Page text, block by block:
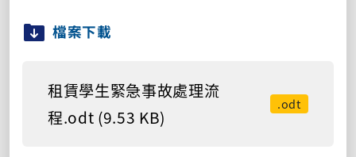
檔案下載
租賃學生緊急事故處理流
程.odt (9.53 KB)
.odt